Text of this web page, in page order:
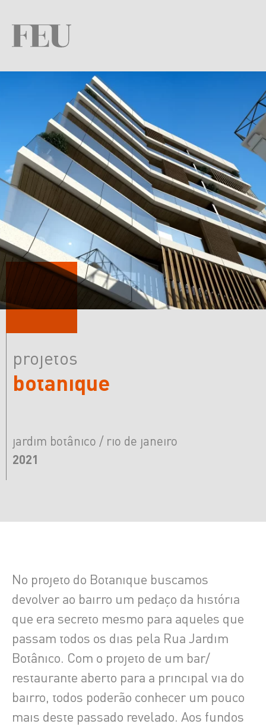
projetos
botanique
jardim botânico / rio de janeiro
2021
No projeto do Botanique buscamos
devolver ao bairro um pedaço da história
que era secreto mesmo para aqueles que
passam todos os dias pela Rua Jardim
Botânico. Com o projeto de um bar/
restaurante aberto para a principal via do
bairro, todos poderão conhecer um pouco
mais deste passado revelado. Aos fundos